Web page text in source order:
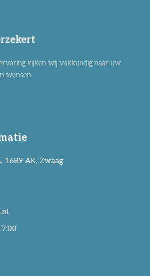
kijken wij vakkundig naar uw
wensen.
1689 AK, Zwaag